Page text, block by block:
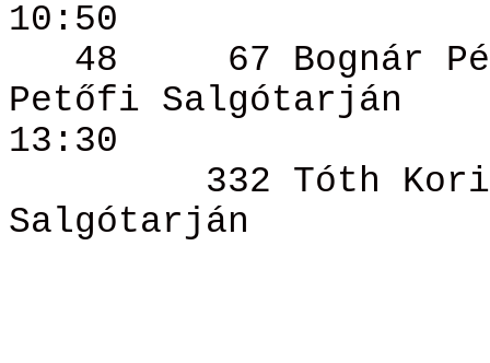
10:50
48
67 Bognár
Petőfi Salgótarján
13:30
332 Tóth
Salgótarján